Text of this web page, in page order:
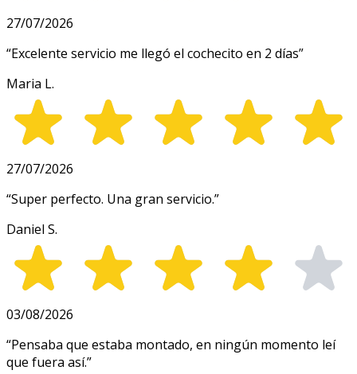
27/07/2026
“Excelente servicio me llegó el cochecito en 2 días”
Maria L.
27/07/2026
“Super perfecto. Una gran servicio.”
Daniel S.
03/08/2026
“Pensaba que estaba montado, en ningún momento leí
que fuera así.”